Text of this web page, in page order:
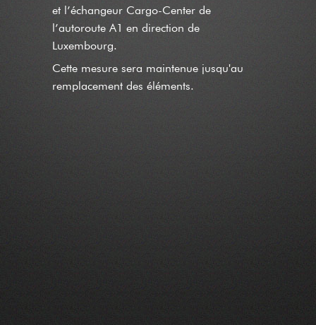
et l’échangeur Cargo-Center de
l’autoroute A1 en direction de
Luxembourg.
Cette mesure sera maintenue jusqu'au
remplacement des éléments.